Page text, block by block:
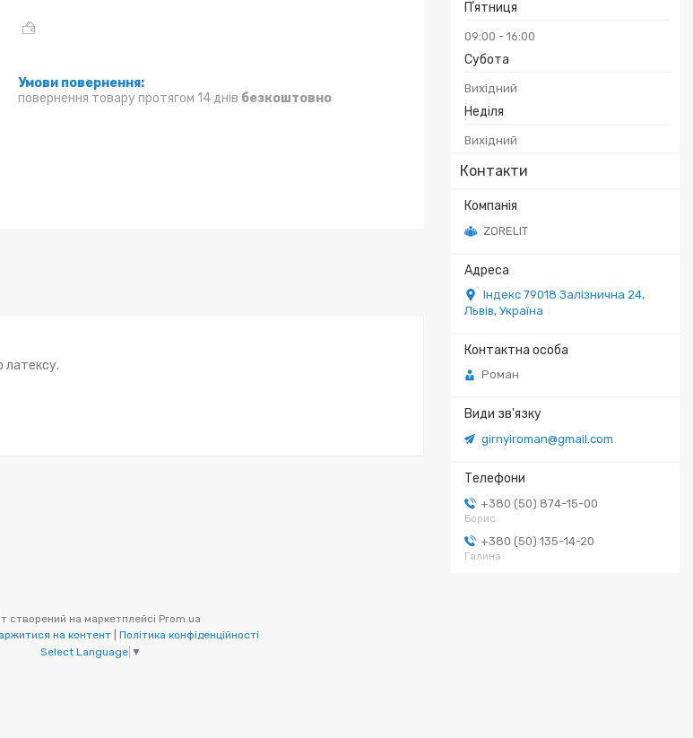
Пʼятниця
09:00 16:00
Субота
Вихідний
Неділя
Вихідний
Контакти
ZORELIT
Індекс 79018 Залізнична 24,
Львів, Україна
Роман
girnyiroman@gmail.com
+380 (50) 874-15-00
Борис
+380 (50) 135-14-20
Галина
повернення товару протягом 14 днів безкоштовно
латексу.
створений на маркетплейсі Prom.ua
на контент
Політика конфіденційності
Select Language ▼